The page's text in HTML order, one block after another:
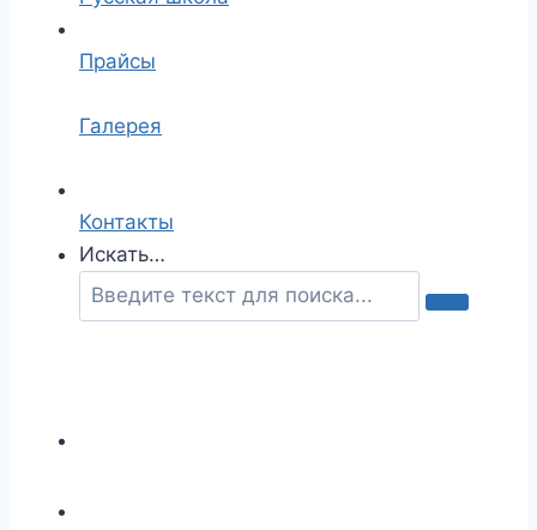
Прайсы
Галерея
Контакты
Искать…